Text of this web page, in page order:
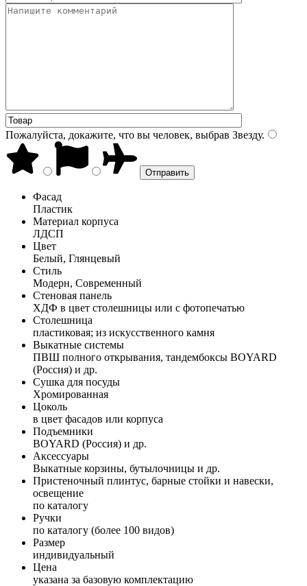
Пожалуйста, докажите, что вы человек, выбрав Звезду.
Фасад
Пластик
Материал корпуса
ЛДСП
Цвет
Белый, Глянцевый
Стиль
Модерн, Современный
Стеновая панель
ХДФ в цвет столешницы или с фотопечатью
Столешница
пластиковая; из искусственного камня
Выкатные системы
ПВШ полного открывания, тандембоксы BOYARD
(Россия) и др.
Сушка для посуды
Хромированная
Цоколь
в цвет фасадов или корпуса
Подъемники
BOYARD (Россия) и др.
Аксессуары
Выкатные корзины, бутылочницы и др.
Пристеночный плинтус, барные стойки и навески,
освещение
по каталогу
Ручки
по каталогу (более 100 видов)
Размер
индивидуальный
Цена
указана за базовую комплектацию